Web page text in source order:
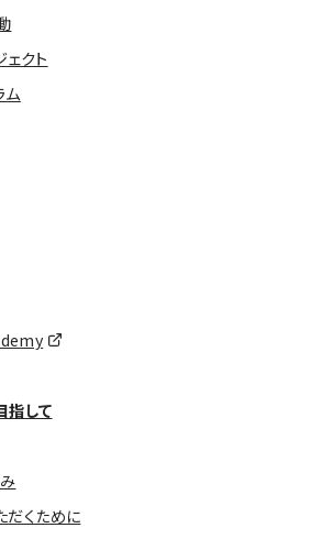
クト
ム
指して
だくために